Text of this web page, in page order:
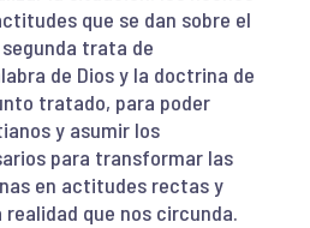
que se dan sobre el
trata de
de Dios y la doctrina de
tratado, para poder
y asumir los
para transformar las
en actitudes rectas y
que nos circunda.